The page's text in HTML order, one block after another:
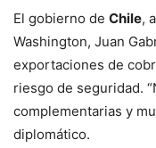
El gobierno de Chile,
Washington, Juan
exportaciones de
riesgo de seguridad.
complementarias y
diplomático.